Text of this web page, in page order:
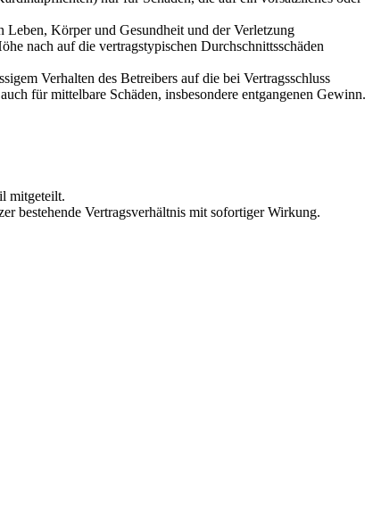
Leben, Körper und Gesundheit und der Verletzung
nach auf die vertragstypischen Durchschnittsschäden
Verhalten des Betreibers auf die bei Vertragsschluss
für mittelbare Schäden, insbesondere entgangenen Gewinn.
mitgeteilt.
bestehende Vertragsverhältnis mit sofortiger Wirkung.